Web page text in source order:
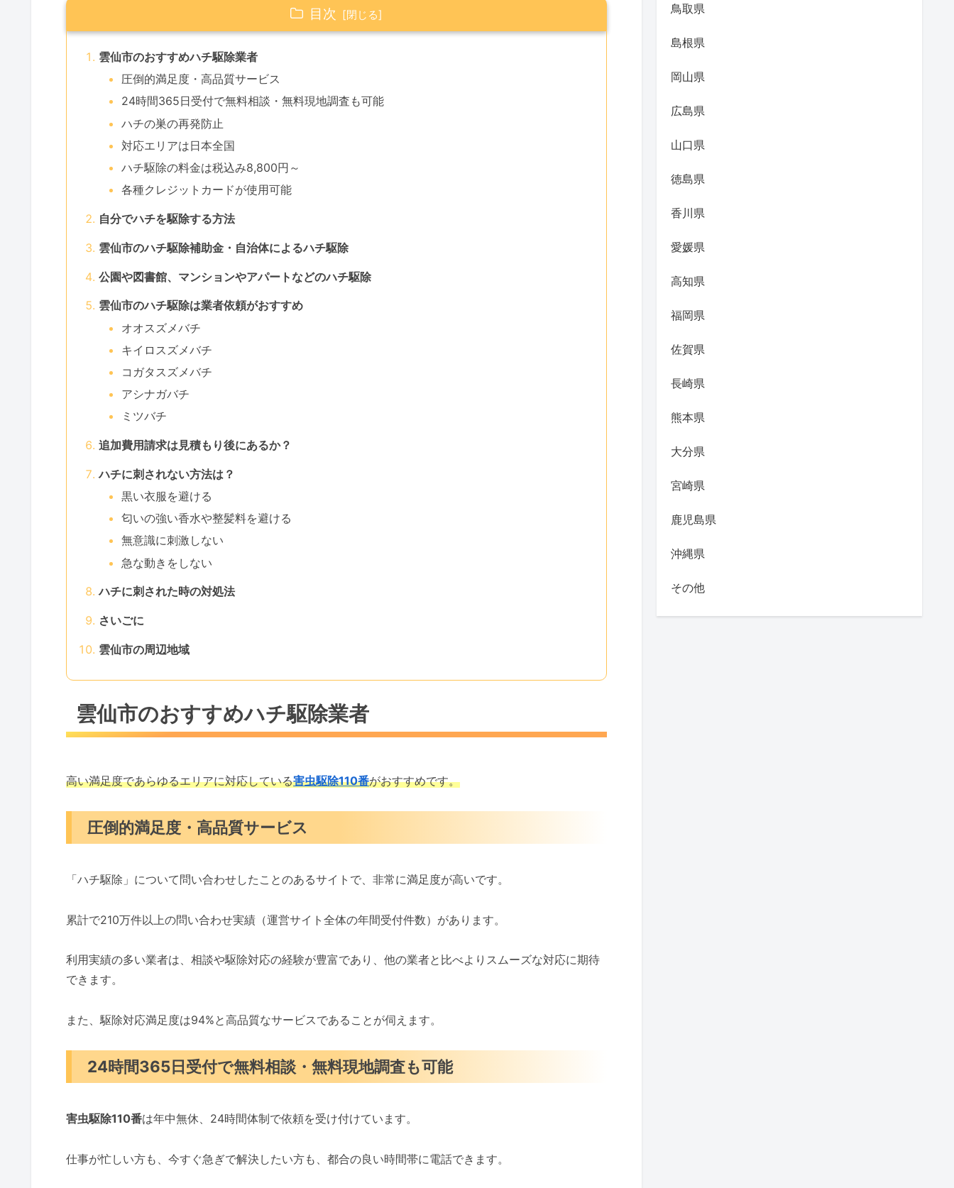
目次
雲仙市のおすすめハチ駆除業者
圧倒的満足度・高品質サービス
24時間365日受付で無料相談・無料現地調査も可能
ハチの巣の再発防止
対応エリアは日本全国
ハチ駆除の料金は税込み8,800円～
各種クレジットカードが使用可能
自分でハチを駆除する方法
雲仙市のハチ駆除補助金・自治体によるハチ駆除
公園や図書館、マンションやアパートなどのハチ駆除
雲仙市のハチ駆除は業者依頼がおすすめ
オオスズメバチ
キイロスズメバチ
コガタスズメバチ
アシナガバチ
ミツバチ
追加費用請求は見積もり後にあるか？
ハチに刺されない方法は？
黒い衣服を避ける
匂いの強い香水や整髪料を避ける
無意識に刺激しない
急な動きをしない
ハチに刺された時の対処法
さいごに
雲仙市の周辺地域
雲仙市のおすすめハチ駆除業者
高い満足度であらゆるエリアに対応している害虫駆除110番がおすすめです。
圧倒的満足度・高品質サービス
「ハチ駆除」について問い合わせしたことのあるサイトで、非常に満足度が高いです。
累計で210万件以上の問い合わせ実績（運営サイト全体の年間受付件数）があります。
利用実績の多い業者は、相談や駆除対応の経験が豊富であり、他の業者と比べよりスムーズな対応に期待
できます。
また、駆除対応満足度は94%と高品質なサービスであることが伺えます。
24時間365日受付で無料相談・無料現地調査も可能
害虫駆除110番は年中無休、24時間体制で依頼を受け付けています。
仕事が忙しい方も、今すぐ急ぎで解決したい方も、都合の良い時間帯に電話できます。
鳥取県
島根県
岡山県
広島県
山口県
徳島県
香川県
愛媛県
高知県
福岡県
佐賀県
長崎県
熊本県
大分県
宮崎県
鹿児島県
沖縄県
その他